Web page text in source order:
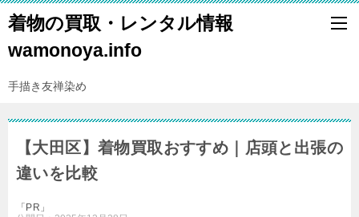
着物の買取・レンタル情報
wamonoya.info
手描き友禅染め
【大田区】着物買取おすすめ｜店頭と出張の
違いを比較
「PR」